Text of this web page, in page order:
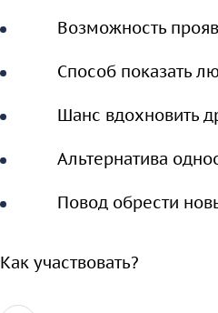
Возможность
Способ показать
Шанс вдохновить
Альтернатива
Повод обрести
Как участвовать?